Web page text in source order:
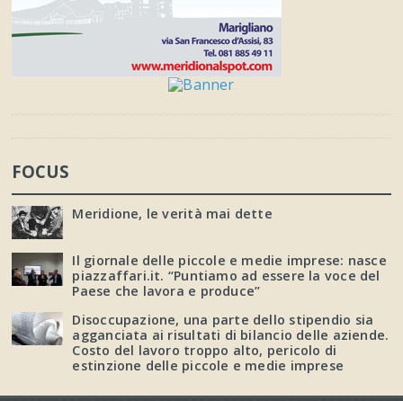
FOCUS
Meridione, le verità mai dette
Il giornale delle piccole e medie imprese: nasce
piazzaffari.it. “Puntiamo ad essere la voce del
Paese che lavora e produce”
Disoccupazione, una parte dello stipendio sia
agganciata ai risultati di bilancio delle aziende.
Costo del lavoro troppo alto, pericolo di
estinzione delle piccole e medie imprese